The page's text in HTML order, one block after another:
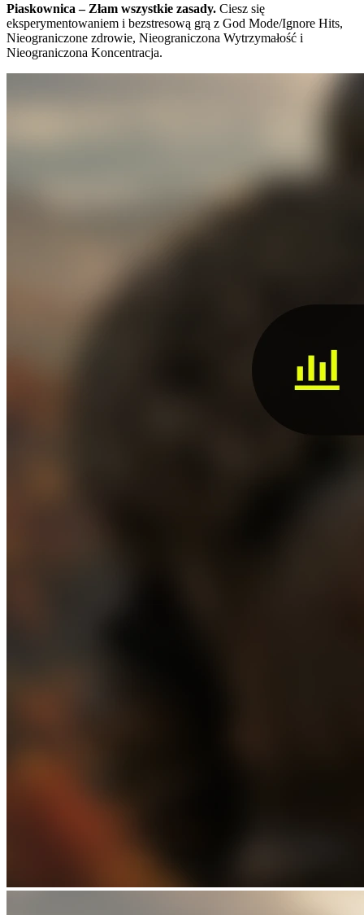
Piaskownica – Złam wszystkie zasady. Ciesz się
eksperymentowaniem i bezstresową grą z God Mode/Ignore Hits,
Nieograniczone zdrowie, Nieograniczona Wytrzymałość i
Nieograniczona Koncentracja.